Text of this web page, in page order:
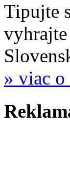
Tipujte
» viac